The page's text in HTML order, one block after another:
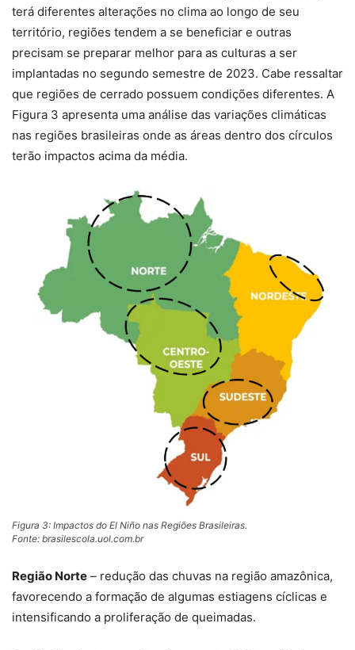
terá diferentes alterações no clima ao longo de seu
território, regiões tendem a se beneficiar e outras
precisam se preparar melhor para as culturas a ser
implantadas no segundo semestre de 2023. Cabe ressaltar
que regiões de cerrado possuem condições diferentes. A
Figura 3 apresenta uma análise das variações climáticas
nas regiões brasileiras onde as áreas dentro dos círculos
terão impactos acima da média.
Figura 3: Impactos do El Niño nas Regiões Brasileiras.
Fonte: brasilescola.uol.com.br
Região Norte – redução das chuvas na região amazônica,
favorecendo a formação de algumas estiagens cíclicas e
intensificando a proliferação de queimadas.